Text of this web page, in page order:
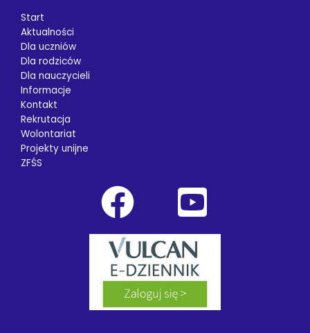
Start
Aktualności
Dla uczniów
Dla rodziców
Dla nauczycieli
Informacje
Kontakt
Rekrutacja
Wolontariat
Projekty unijne
ZFŚS